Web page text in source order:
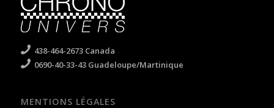
438-464-2673 Canada
0690-40-33-43 Guadeloupe/Martinique
MENTIONS LÉGALES